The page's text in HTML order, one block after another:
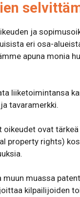
ja
eri osa-
apuna monia
liiketoimintansa
tavaramerkki.
ovat
property rights)
muassa
kilpailijoiden